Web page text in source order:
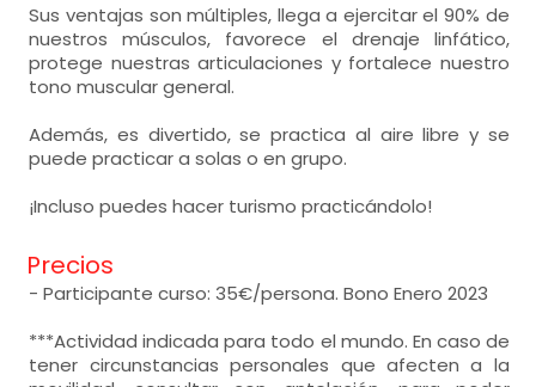
Sus ventajas son múltiples, llega a ejercitar el 90% de
nuestros músculos, favorece el drenaje linfático,
protege nuestras articulaciones y fortalece nuestro
tono muscular general.
Además, es divertido, se practica al aire libre y se
puede practicar a solas o en grupo.
¡Incluso puedes hacer turismo practicándolo!
Precios
- Participante curso: 35€/persona. Bono Enero 2023
***Actividad indicada para todo el mundo. En caso de
tener circunstancias personales que afecten a la